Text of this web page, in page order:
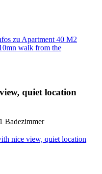
zu Apartment 40 M2
walk from the
quiet location
Badezimmer
nice view, quiet location